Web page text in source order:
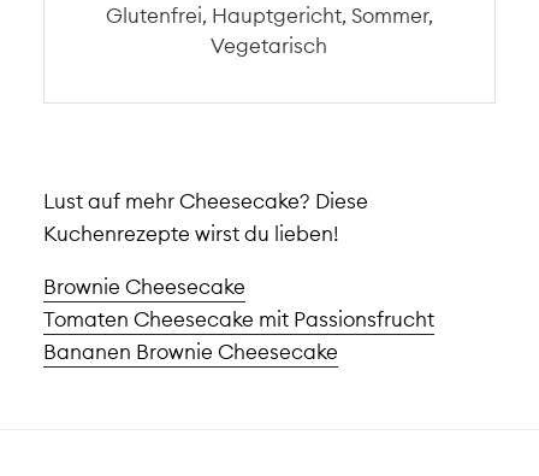
Glutenfrei, Hauptgericht, Sommer,
Vegetarisch
Lust auf mehr Cheesecake? Diese
Kuchenrezepte wirst du lieben!
Brownie Cheesecake
Tomaten Cheesecake mit Passionsfrucht
Bananen Brownie Cheesecake